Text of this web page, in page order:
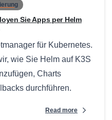
Sie Apps per Helm
für Kubernetes.
wie Sie Helm auf K3S
Charts
durchführen.
Read more